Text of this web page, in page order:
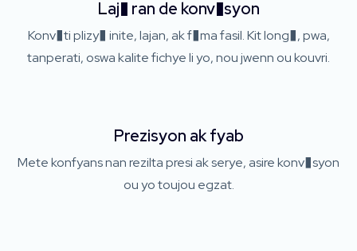
Laj� ran de konv�syon
Konv�ti plizy� inite, lajan, ak f�ma fasil. Kit long�, pwa,
tanperati, oswa kalite fichye li yo, nou jwenn ou kouvri.
Prezisyon ak fyab
Mete konfyans nan rezilta presi ak serye, asire konv�syon
ou yo toujou egzat.